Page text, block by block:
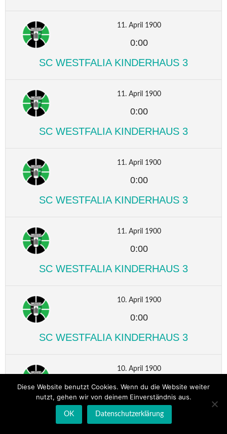
11. April 1900
0:00
SC WESTFALIA KINDERHAUS 3
11. April 1900
0:00
SC WESTFALIA KINDERHAUS 3
11. April 1900
0:00
SC WESTFALIA KINDERHAUS 3
11. April 1900
0:00
SC WESTFALIA KINDERHAUS 3
10. April 1900
0:00
SC WESTFALIA KINDERHAUS 3
10. April 1900
0:00
SC WESTFALIA KINDERHAUS 3
Diese Website benutzt Cookies. Wenn du die Website weiter
nutzt, gehen wir von deinem Einverständnis aus.
OK Datenschutzerklärung